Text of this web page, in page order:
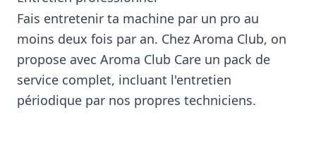
Fais entretenir ta machine par un pro au
moins deux fois par an. Chez Aroma Club, on
propose avec Aroma Club Care un pack de
service complet, incluant l'entretien
périodique par nos propres techniciens.